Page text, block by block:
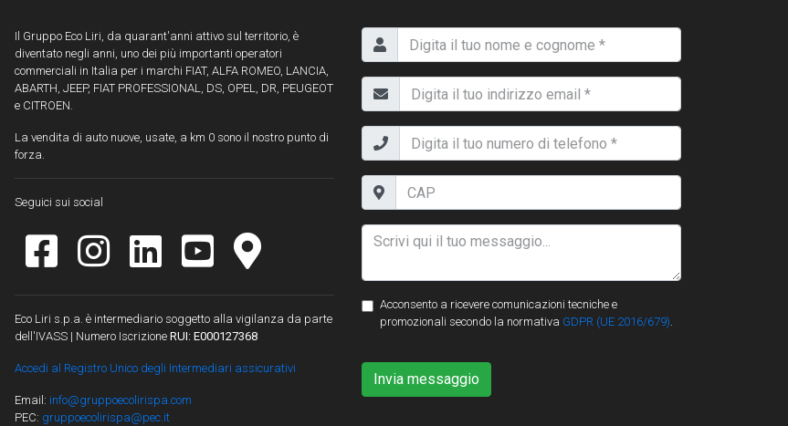
Il Gruppo Eco Liri, da quarant'anni attivo sul territorio, è
diventato negli anni, uno dei più importanti operatori
commerciali in Italia per i marchi FIAT, ALFA ROMEO, LANCIA,
ABARTH, JEEP, FIAT PROFESSIONAL, DS, OPEL, DR, PEUGEOT
e CITROEN.
La vendita di auto nuove, usate, a km 0 sono il nostro punto di
forza.
Seguici sui social
Eco Liri s.p.a. è intermediario soggetto alla vigilanza da parte
dell'IVASS | Numero Iscrizione RUI: E000127368
Accedi al Registro Unico degli Intermediari assicurativi
Email: info@gruppoecolirispa.com
PEC: gruppoecolirispa@pec.it
Acconsento a ricevere comunicazioni tecniche e
promozionali secondo la normativa GDPR (UE 2016/679).
Invia messaggio